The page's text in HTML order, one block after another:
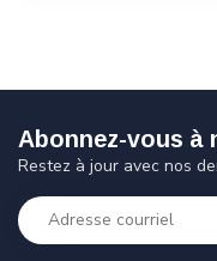
Abonnez-vous
Restez à jour avec nos